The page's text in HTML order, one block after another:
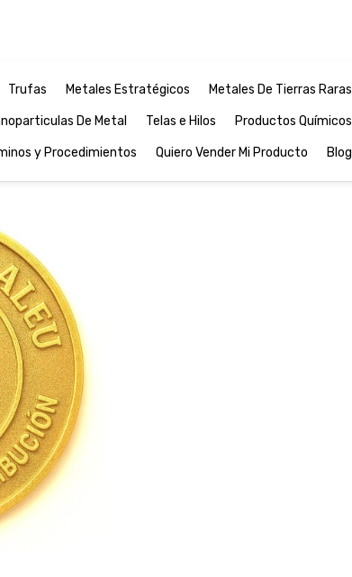
Trufas Metales Estratégicos Metales De Tierras Raras
De Metal Telas e Hilos Productos Químicos
y Procedimientos Quiero Vender Mi Producto Blog